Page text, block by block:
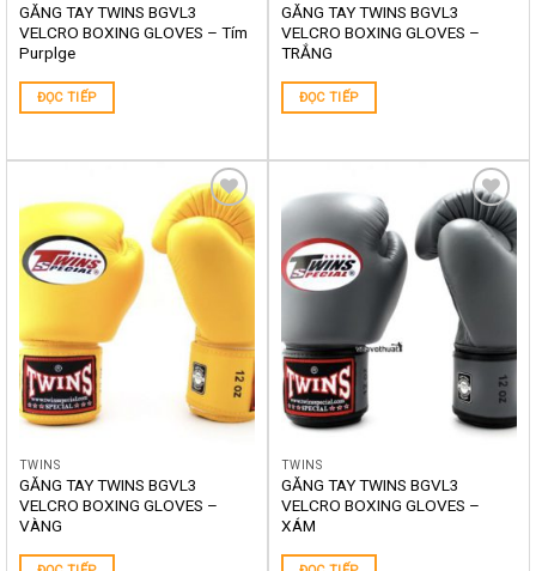
GĂNG TAY TWINS BGVL3
VELCRO BOXING GLOVES – Tím
Purplge
ĐỌC TIẾP
GĂNG TAY TWINS BGVL3
VELCRO BOXING GLOVES –
TRẮNG
ĐỌC TIẾP
Yêu
thích
TWINS
GĂNG TAY TWINS BGVL3
VELCRO BOXING GLOVES –
VÀNG
Yêu
thích
TWINS
GĂNG TAY TWINS BGVL3
VELCRO BOXING GLOVES –
XÁM